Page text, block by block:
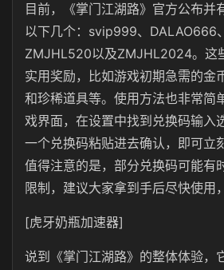
目前，《掌门江湖路》官方公布并
以下几个：svip999、DALAO666
ZMJHL520以及ZMJHL2024。这
实用奖励，比如游戏初期急需的金
和珍稀道具等。使用方法也非常简
戏界面，在设置中找到兑换码输入
一个兑换码粘贴进去确认，即可立
值得注意的是，部分兑换码可能有
限制，建议大家拿到手后尽快使用
[虎牙奶瓶加速器]
说到《掌门江湖路》的整体体验，